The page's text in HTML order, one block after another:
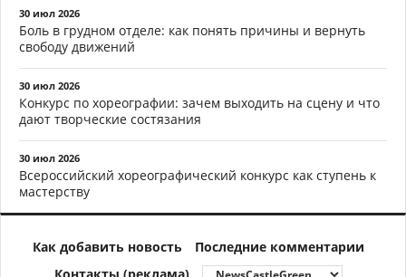
30 июл 2026
Боль в грудном отделе: как понять причины и вернуть
свободу движений
30 июл 2026
Конкурс по хореографии: зачем выходить на сцену и что
дают творческие состязания
30 июл 2026
Всероссийский хореографический конкурс как ступень к
мастерству
Как добавить новость
Последние комментарии